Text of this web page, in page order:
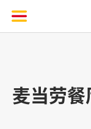
麦当劳